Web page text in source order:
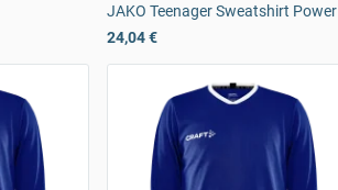
JAKO Teenager Sweatshirt Power
24,04 €